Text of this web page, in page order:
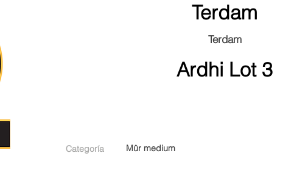
Terdam
Terdam
Ardhi Lot 3
Categoría Mûr medium